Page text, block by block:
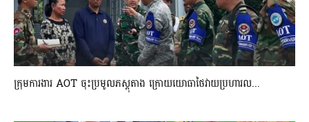
ក្រុមការងារ AOT ចុះប្រមូលភស្តុតាង ក្រោយយោធាថៃវាយប្រហារល...